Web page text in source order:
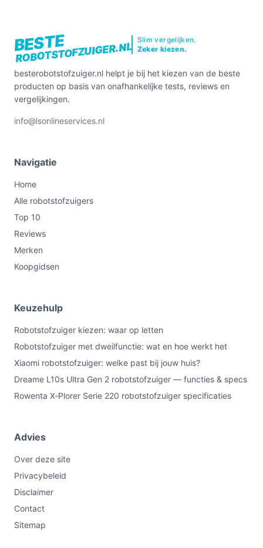
BESTE
ROBOTSTOFZUIGER.NL
Slim vergelijken.
Zeker kiezen.
besterobotstofzuiger.nl helpt je bij het kiezen van de beste
producten op basis van onafhankelijke tests, reviews en
vergelijkingen.
info@lsonlineservices.nl
Navigatie
Home
Alle robotstofzuigers
Top 10
Reviews
Merken
Koopgidsen
Keuzehulp
Robotstofzuiger kiezen: waar op letten
Robotstofzuiger met dweilfunctie: wat en hoe werkt het
Xiaomi robotstofzuiger: welke past bij jouw huis?
Dreame L10s Ultra Gen 2 robotstofzuiger — functies & specs
Rowenta X‑Plorer Serie 220 robotstofzuiger specificaties
Advies
Over deze site
Privacybeleid
Disclaimer
Contact
Sitemap